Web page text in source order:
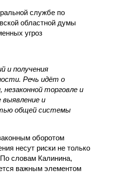
службе по
областной думы
угроз
и получения
Речь идёт о
торговле и
и
общей системы
оборотом
несут риски не только
словам Калинина,
важным элементом